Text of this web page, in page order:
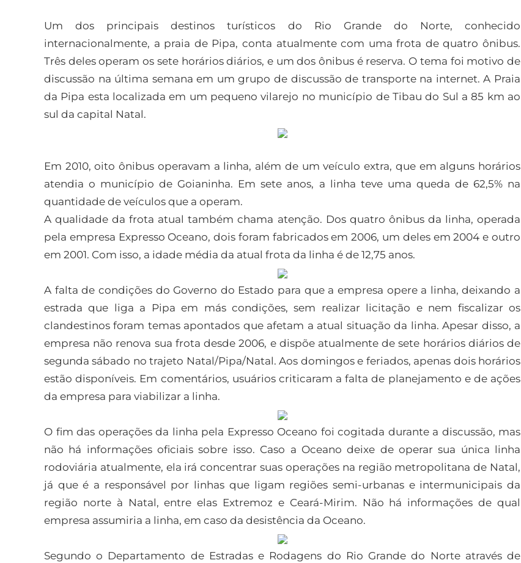
Um dos principais destinos turísticos do Rio Grande do Norte, conhecido
internacionalmente, a praia de Pipa, conta atualmente com uma frota de quatro ônibus.
Três deles operam os sete horários diários, e um dos ônibus é reserva. O tema foi motivo de
discussão na última semana em um grupo de discussão de transporte na internet. A Praia
da Pipa esta localizada em um pequeno vilarejo no município de Tibau do Sul a 85 km ao
sul da capital Natal.
Em 2010, oito ônibus operavam a linha, além de um veículo extra, que em alguns horários
atendia o município de Goianinha. Em sete anos, a linha teve uma queda de 62,5% na
quantidade de veículos que a operam.
A qualidade da frota atual também chama atenção. Dos quatro ônibus da linha, operada
pela empresa Expresso Oceano, dois foram fabricados em 2006, um deles em 2004 e outro
em 2001. Com isso, a idade média da atual frota da linha é de 12,75 anos.
A falta de condições do Governo do Estado para que a empresa opere a linha, deixando a
estrada que liga a Pipa em más condições, sem realizar licitação e nem fiscalizar os
clandestinos foram temas apontados que afetam a atual situação da linha. Apesar disso, a
empresa não renova sua frota desde 2006, e dispõe atualmente de sete horários diários de
segunda sábado no trajeto Natal/Pipa/Natal. Aos domingos e feriados, apenas dois horários
estão disponíveis. Em comentários, usuários criticaram a falta de planejamento e de ações
da empresa para viabilizar a linha.
O fim das operações da linha pela Expresso Oceano foi cogitada durante a discussão, mas
não há informações oficiais sobre isso. Caso a Oceano deixe de operar sua única linha
rodoviária atualmente, ela irá concentrar suas operações na região metropolitana de Natal,
já que é a responsável por linhas que ligam regiões semi-urbanas e intermunicipais da
região norte à Natal, entre elas Extremoz e Ceará-Mirim. Não há informações de qual
empresa assumiria a linha, em caso da desistência da Oceano.
Segundo o Departamento de Estradas e Rodagens do Rio Grande do Norte através de